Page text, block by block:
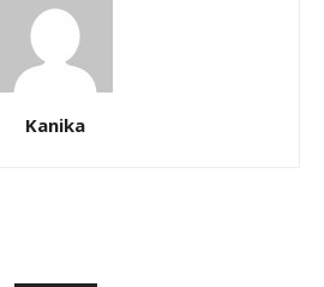
Kanika